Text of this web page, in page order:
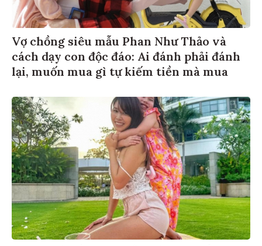
Vợ chồng siêu mẫu Phan Như Thảo và
cách dạy con độc đáo: Ai đánh phải đánh
lại, muốn mua gì tự kiếm tiền mà mua